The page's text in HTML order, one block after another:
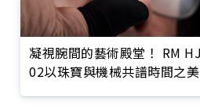
凝視腕間的藝術殿堂！ RM HJ-
02以珠寶與機械共譜時間之美